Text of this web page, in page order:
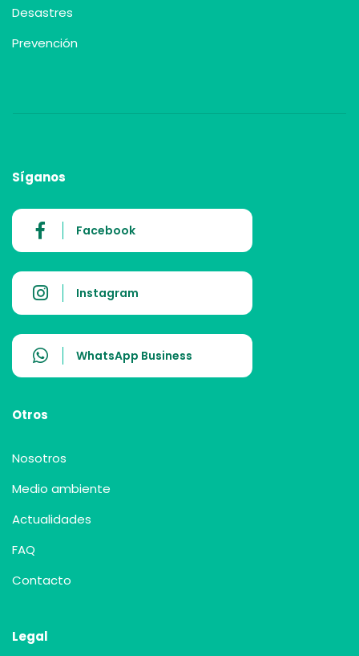
Desastres
Prevención
Síganos
Facebook
Instagram
WhatsApp Business
Otros
Nosotros
Medio ambiente
Actualidades
FAQ
Contacto
Legal